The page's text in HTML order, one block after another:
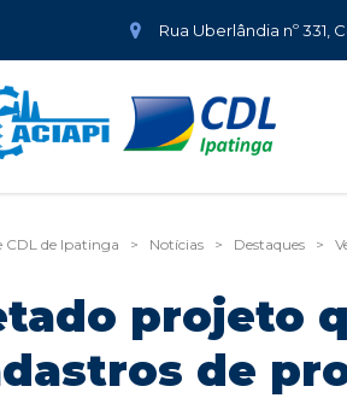
Rua Uberlândia nº 331,
CDL de Ipatinga > Notícias > Destaques >
projeto
de